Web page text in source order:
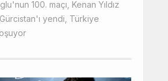
100. maçı Kenan Yıldız
yendi Türkiye